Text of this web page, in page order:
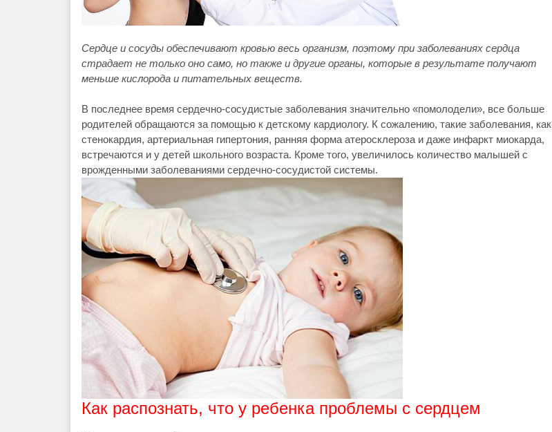
Сердце и сосуды обеспечивают кровью весь организм, поэтому при заболеваниях сердца
страдает не только оно само, но также и другие органы, которые в результате получают
меньше кислорода и питательных веществ.
В последнее время сердечно-сосудистые заболевания значительно «помолодели», все больше
родителей обращаются за помощью к детскому кардиологу. К сожалению, такие заболевания, как
стенокардия, артериальная гипертония, ранняя форма атеросклероза и даже инфаркт миокарда,
встречаются и у детей школьного возраста. Кроме того, увеличилось количество малышей с
врожденными заболеваниями сердечно-сосудистой системы.
Как распознать, что у ребенка проблемы с сердцем